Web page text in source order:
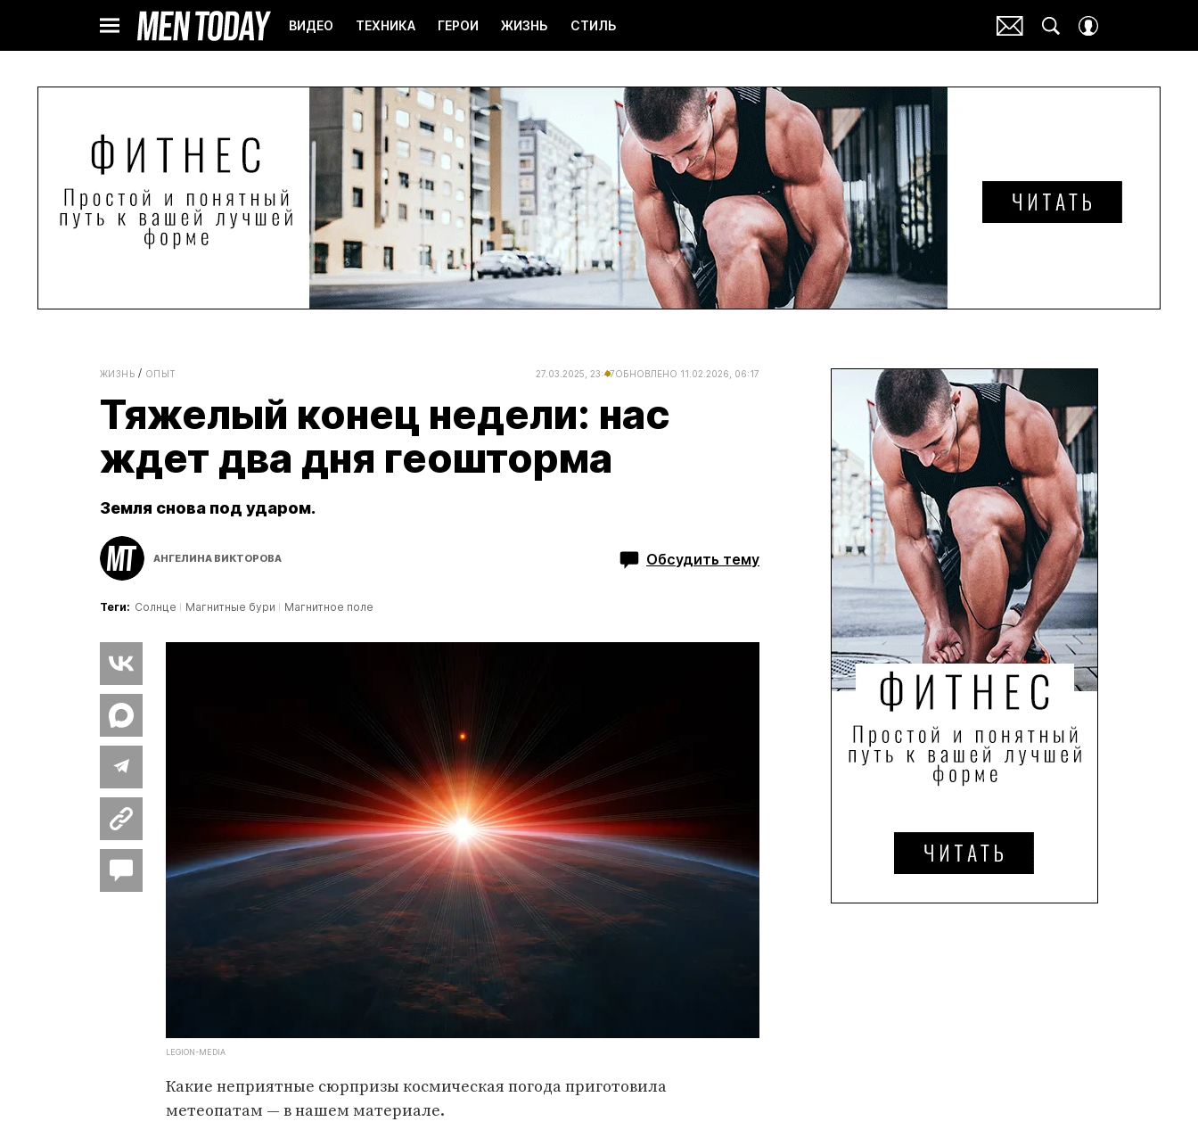
ВИДЕО ТЕХНИКА ГЕРОИ ЖИЗНЬ СТИЛЬ
ЖИЗНЬ ОПЫТ 27.03.2025, 23:47ОБНОВЛЕНО 11.02.2026, 06:17
Тяжелый конец недели: нас
ждет два дня геошторма
Земля снова под ударом.
АНГЕЛИНА ВИКТОРОВА Обсудить тему
Теги: Солнце Магнитные бури Магнитное поле
LEGION-MEDIA
Какие неприятные сюрпризы космическая погода приготовила
метеопатам — в нашем материале.